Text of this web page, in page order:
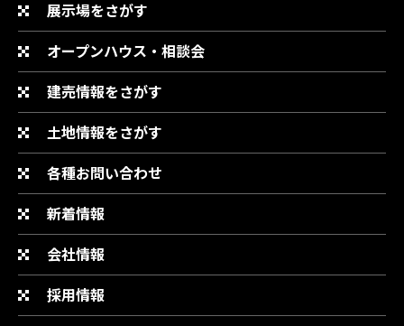
展示場をさがす
オープンハウス・相談会
建売情報をさがす
土地情報をさがす
各種お問い合わせ
新着情報
会社情報
採用情報